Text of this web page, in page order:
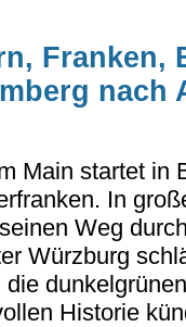
Franken,
nach
Main startet in
In
Weg
Würzburg
die
Historie